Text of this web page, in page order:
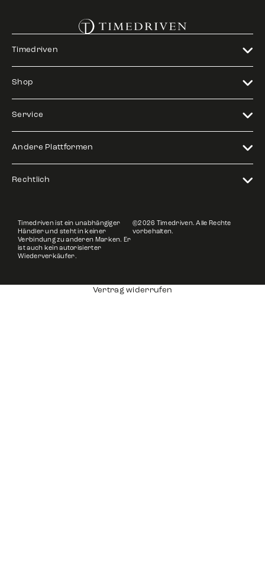
Timedriven
Shop
Service
Andere Plattformen
Rechtlich
Timedriven ist ein unabhängiger
Händler und steht in keiner
Verbindung zu anderen Marken. Er
ist auch kein autorisierter
Wiederverkäufer.
©2026 Timedriven. Alle Rechte
vorbehalten.
Vertrag widerrufen